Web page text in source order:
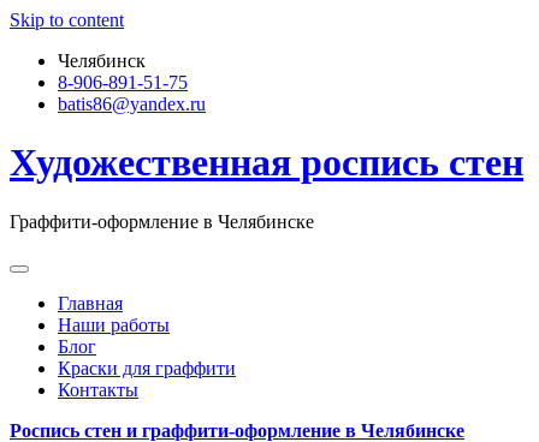
Skip to content
Челябинск
8-906-891-51-75
batis86@yandex.ru
Художественная роспись стен
Граффити-оформление в Челябинске
Главная
Наши работы
Блог
Краски для граффити
Контакты
Роспись стен и граффити-оформление в Челябинске